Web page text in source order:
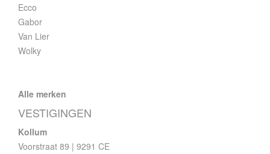
Ecco
Gabor
Van Lier
Wolky
Alle merken
VESTIGINGEN
Kollum
Voorstraat 89 | 9291 CE